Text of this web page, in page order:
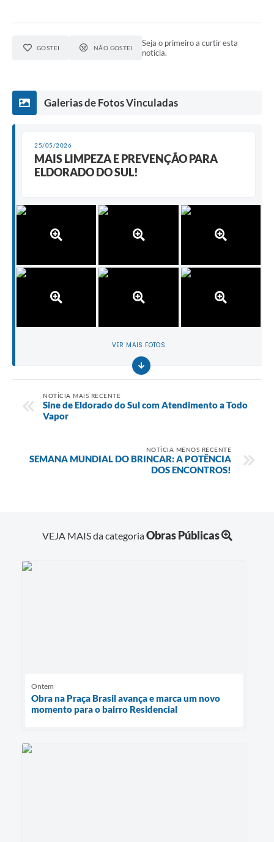
GOSTEI NÃO GOSTEI
Seja o primeiro a curtir esta
notícia.
Galerias de Fotos Vinculadas
25/05/2026
MAIS LIMPEZA E PREVENÇÃO PARA
ELDORADO DO SUL!
VER MAIS FOTOS
NOTÍCIA MAIS RECENTE
Sine de Eldorado do Sul com Atendimento a Todo
Vapor
NOTÍCIA MENOS RECENTE
SEMANA MUNDIAL DO BRINCAR: A POTÊNCIA
DOS ENCONTROS!
VEJA MAIS da categoriaObras Públicas
Ontem
Obra na Praça Brasil avança e marca um novo
momento para o bairro Residencial